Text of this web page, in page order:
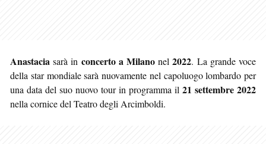
Anastacia sarà in concerto a Milano nel2022. La grande voce
della star mondiale sarà nuovamente nel capoluogo lombardo per
una data del suo nuovo tour in programma il 21 settembre 2022
nella cornice del Teatro degli Arcimboldi.